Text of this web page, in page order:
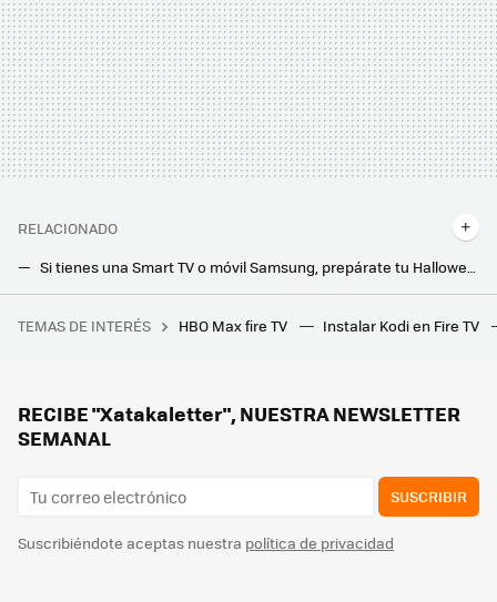
RELACIONADO
Si tienes una Smart TV o móvil Samsung, prepárate tu Halloween. Esto es lo nuevo que podrás ver y además gratis
Si tienes una Smart TV o móvil Samsung, ya puedes ver un nuevo canal de fútbol gratis sin usar la antena de TDT
Una jardinera ganó más de un millón de euros por el fallo de una web de juegos. Le dijeron que solo le pagarían 20.000, y ha ganado el juicio
TEMAS DE INTERÉS HBO Max fire TV Instalar Kodi en Fire TV
RECIBE "Xatakaletter", NUESTRA NEWSLETTER
SEMANAL
SUSCRIBIR
Suscribiéndote aceptas nuestra política de privacidad